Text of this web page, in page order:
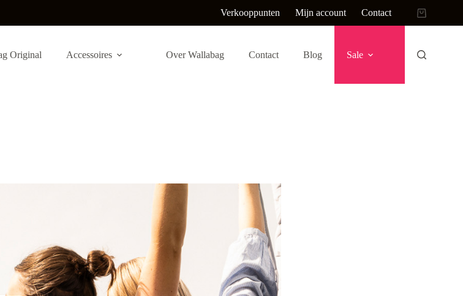
Verkooppunten Mijn account Contact
Original Accessoires Over Wallabag Contact Blog Sale